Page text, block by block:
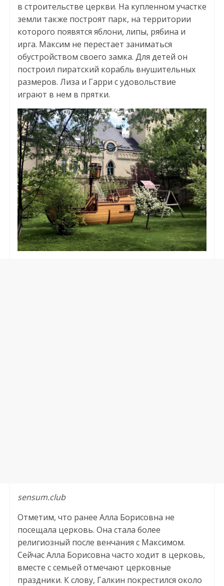
в строительстве церкви. На купленном участке
земли также построят парк, на территории
которого появятся яблони, липы, рябина и
ирга. Максим не перестает заниматься
обустройством своего замка. Для детей он
построил пиратский корабль внушительных
размеров. Лиза и Гарри с удовольствие
играют в нем в прятки.
sensum.club
Отметим, что ранее Алла Борисовна не
посещала церковь. Она стала более
религиозный после венчания с Максимом.
Сейчас Алла Борисовна часто ходит в церковь,
вместе с семьей отмечают церковные
праздники. К слову, Галкин покрестился около